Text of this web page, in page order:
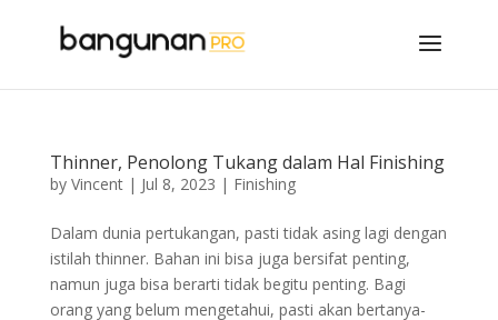
Thinner, Penolong Tukang dalam Hal Finishing
by Vincent| Jul 8, 2023 | Finishing
Dalam dunia pertukangan, pasti tidak asing lagi dengan
istilah thinner. Bahan ini bisa juga bersifat penting,
namun juga bisa berarti tidak begitu penting. Bagi
orang yang belum mengetahui, pasti akan bertanya-